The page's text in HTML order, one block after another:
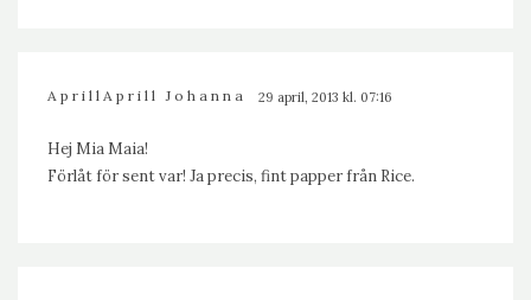
AprillAprill Johanna 29 april, 2013 kl. 07:16
Hej Mia Maia!
Förlåt för sent var! Ja precis, fint papper från Rice.